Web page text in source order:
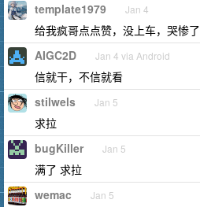
template1979 Jan 4
给我疯哥点点赞，没上车，哭惨了
AIGC2D Jan 4 via Android
信就干，不信就看
stilwels Jan 5
求拉
bugKiller Jan 5
满了 求拉
wemac Jan 5